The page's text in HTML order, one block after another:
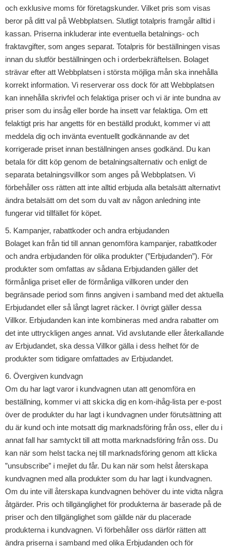
och exklusive moms för företagskunder. Vilket pris som visas
beror på ditt val på Webbplatsen. Slutligt totalpris framgår alltid i
kassan. Priserna inkluderar inte eventuella betalnings- och
fraktavgifter, som anges separat. Totalpris för beställningen visas
innan du slutför beställningen och i orderbekräftelsen. Bolaget
strävar efter att Webbplatsen i största möjliga mån ska innehålla
korrekt information. Vi reserverar oss dock för att Webbplatsen
kan innehålla skrivfel och felaktiga priser och vi är inte bundna av
priser som du insåg eller borde ha insett var felaktiga. Om ett
felaktigt pris har angetts för en beställd produkt, kommer vi att
meddela dig och invänta eventuellt godkännande av det
korrigerade priset innan beställningen anses godkänd. Du kan
betala för ditt köp genom de betalningsalternativ och enligt de
separata betalningsvillkor som anges på Webbplatsen. Vi
förbehåller oss rätten att inte alltid erbjuda alla betalsätt alternativt
ändra betalsätt om det som du valt av någon anledning inte
fungerar vid tillfället för köpet.
5. Kampanjer, rabattkoder och andra erbjudanden
Bolaget kan från tid till annan genomföra kampanjer, rabattkoder
och andra erbjudanden för olika produkter (”Erbjudanden”). För
produkter som omfattas av sådana Erbjudanden gäller det
förmånliga priset eller de förmånliga villkoren under den
begränsade period som finns angiven i samband med det aktuella
Erbjudandet eller så långt lagret räcker. I övrigt gäller dessa
Villkor. Erbjudanden kan inte kombineras med andra rabatter om
det inte uttryckligen anges annat. Vid avslutande eller återkallande
av Erbjudandet, ska dessa Villkor gälla i dess helhet för de
produkter som tidigare omfattades av Erbjudandet.
6. Övergiven kundvagn
Om du har lagt varor i kundvagnen utan att genomföra en
beställning, kommer vi att skicka dig en kom-ihåg-lista per e-post
över de produkter du har lagt i kundvagnen under förutsättning att
du är kund och inte motsatt dig marknadsföring från oss, eller du i
annat fall har samtyckt till att motta marknadsföring från oss. Du
kan när som helst tacka nej till marknadsföring genom att klicka
”unsubscribe” i mejlet du får. Du kan när som helst återskapa
kundvagnen med alla produkter som du har lagt i kundvagnen.
Om du inte vill återskapa kundvagnen behöver du inte vidta några
åtgärder. Pris och tillgänglighet för produkterna är baserade på de
priser och den tillgänglighet som gällde när du placerade
produkterna i kundvagnen. Vi förbehåller oss därför rätten att
ändra priserna i samband med olika Erbjudanden och för